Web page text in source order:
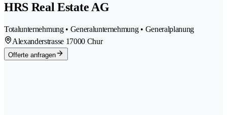
HRS Real Estate AG
Totalunternehmung • Generalunternehmung • Generalplanung
Alexanderstrasse 17000 Chur
Offerte anfragen